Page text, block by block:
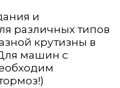
и
различных типов
крутизны в
машин с